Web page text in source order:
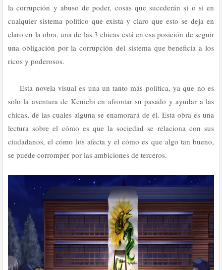
la corrupción y abuso de poder, cosas que sucederán si o si en
cualquier sistema político que exista y claro que esto se deja en
claro en la obra, una de las 3 chicas está en esa posición de seguir
una obligación por la corrupción del sistema que beneficia a los
ricos y poderosos.
Esta novela visual es una un tanto más política, ya que no es
solo la aventura de Kenichi en afrontar su pasado y ayudar a las
chicas, de las cuales alguna se enamorará de él. Esta obra es una
lectura sobre el cómo es que la sociedad se relaciona con sus
ciudadanos, el cómo los afecta y el cómo es que algo tan bueno,
se puede corromper por las ambiciones de terceros.